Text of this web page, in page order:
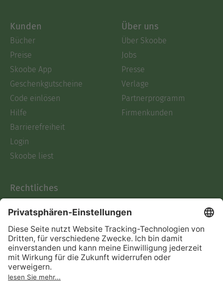
Kunden
Bücher
Preise
Skoobe App
Geschenkgutscheine
Code einlösen
Hilfe
Barrierefreiheit
Login
Skoobe liest
Über uns
Über Skoobe
Jobs
Presse
Verlage
Partnerprogramm
Firmenkunden
Rechtliches
AGB
Informationen nach Data
Act
Verträge hier kündigen
Impressum